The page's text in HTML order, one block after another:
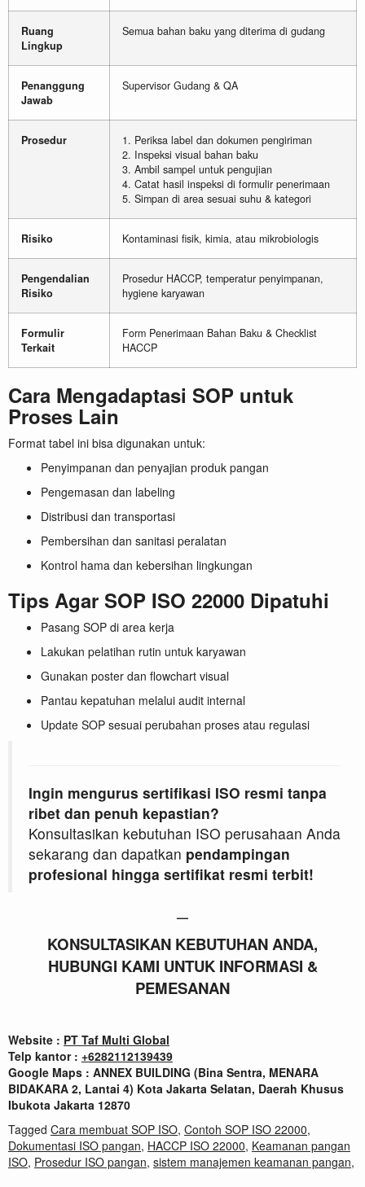
Ruang
Lingkup
Semua bahan baku yang diterima di gudang
Penanggung
Jawab
Supervisor Gudang & QA
Prosedur
1. Periksa label dan dokumen pengiriman
2. Inspeksi visual bahan baku
3. Ambil sampel untuk pengujian
4. Catat hasil inspeksi di formulir penerimaan
5. Simpan di area sesuai suhu & kategori
Risiko Kontaminasi fisik, kimia, atau mikrobiologis
Pengendalian
Risiko
Prosedur HACCP, temperatur penyimpanan,
hygiene karyawan
Formulir
Terkait
Form Penerimaan Bahan Baku & Checklist
HACCP
Cara Mengadaptasi SOP untuk
Proses Lain
Format tabel ini bisa digunakan untuk:
Penyimpanan dan penyajian produk pangan
Pengemasan dan labeling
Distribusi dan transportasi
Pembersihan dan sanitasi peralatan
Kontrol hama dan kebersihan lingkungan
Tips Agar SOP ISO 22000 Dipatuhi
Pasang SOP di area kerja
Lakukan pelatihan rutin untuk karyawan
Gunakan poster dan flowchart visual
Pantau kepatuhan melalui audit internal
Update SOP sesuai perubahan proses atau regulasi
Ingin mengurus sertifikasi ISO resmi tanpa
ribet dan penuh kepastian?
Konsultasikan kebutuhan ISO perusahaan Anda
sekarang dan dapatkan pendampingan
profesional hingga sertifikat resmi terbit!
—
KONSULTASIKAN KEBUTUHAN ANDA,
HUBUNGI KAMI UNTUK INFORMASI &
PEMESANAN
Website : PT Taf Multi Global
Telp kantor : +6282112139439
Google Maps : ANNEX BUILDING (Bina Sentra, MENARA
BIDAKARA 2, Lantai 4) Kota Jakarta Selatan, Daerah Khusus
Ibukota Jakarta 12870
Tagged Cara membuat SOP ISO, Contoh SOP ISO 22000,
Dokumentasi ISO pangan, HACCP ISO 22000, Keamanan pangan
ISO, Prosedur ISO pangan, sistem manajemen keamanan pangan,